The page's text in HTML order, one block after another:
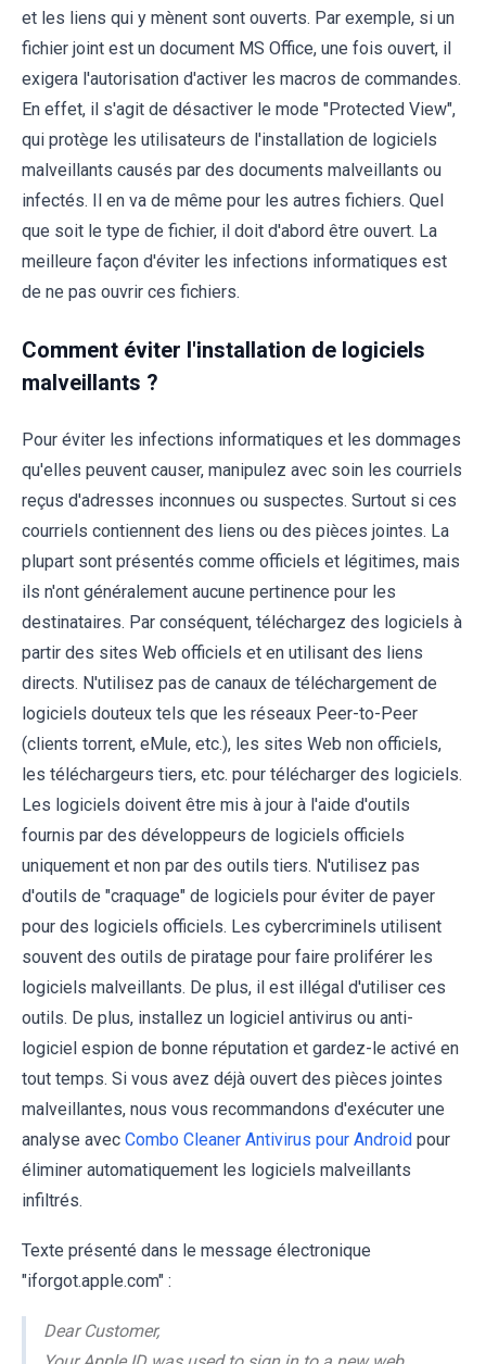
et les liens qui y mènent sont ouverts. Par exemple, si un
fichier joint est un document MS Office, une fois ouvert, il
exigera l'autorisation d'activer les macros de commandes.
En effet, il s'agit de désactiver le mode "Protected View",
qui protège les utilisateurs de l'installation de logiciels
malveillants causés par des documents malveillants ou
infectés. Il en va de même pour les autres fichiers. Quel
que soit le type de fichier, il doit d'abord être ouvert. La
meilleure façon d'éviter les infections informatiques est
de ne pas ouvrir ces fichiers.
Comment éviter l'installation de logiciels
malveillants ?
Pour éviter les infections informatiques et les dommages
qu'elles peuvent causer, manipulez avec soin les courriels
reçus d'adresses inconnues ou suspectes. Surtout si ces
courriels contiennent des liens ou des pièces jointes. La
plupart sont présentés comme officiels et légitimes, mais
ils n'ont généralement aucune pertinence pour les
destinataires. Par conséquent, téléchargez des logiciels à
partir des sites Web officiels et en utilisant des liens
directs. N'utilisez pas de canaux de téléchargement de
logiciels douteux tels que les réseaux Peer-to-Peer
(clients torrent, eMule, etc.), les sites Web non officiels,
les téléchargeurs tiers, etc. pour télécharger des logiciels.
Les logiciels doivent être mis à jour à l'aide d'outils
fournis par des développeurs de logiciels officiels
uniquement et non par des outils tiers. N'utilisez pas
d'outils de "craquage" de logiciels pour éviter de payer
pour des logiciels officiels. Les cybercriminels utilisent
souvent des outils de piratage pour faire proliférer les
logiciels malveillants. De plus, il est illégal d'utiliser ces
outils. De plus, installez un logiciel antivirus ou anti-
logiciel espion de bonne réputation et gardez-le activé en
tout temps. Si vous avez déjà ouvert des pièces jointes
malveillantes, nous vous recommandons d'exécuter une
analyse avec Combo Cleaner Antivirus pour Android pour
éliminer automatiquement les logiciels malveillants
infiltrés.
Texte présenté dans le message électronique
"iforgot.apple.com" :
Dear Customer,